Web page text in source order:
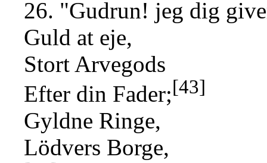
26. "Gudrun! jeg dig
Guld at eje,
Stort Arvegods
Efter din Fader;[43]
Gyldne Ringe,
Lödvers Borge,